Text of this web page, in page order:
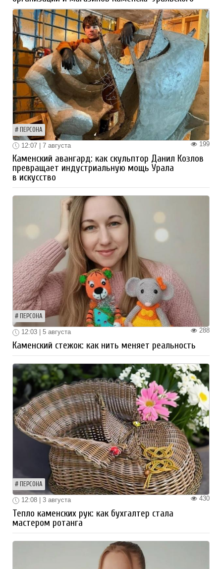
ПЕРСОНА
199
12:07 | 7 августа
Каменский авангард: как скульптор Данил Козлов
превращает индустриальную мощь Урала
в искусство
ПЕРСОНА
288
12:03 | 5 августа
Каменский стежок: как нить меняет реальность
ПЕРСОНА
430
12:08 | 3 августа
Тепло каменских рук: как бухгалтер стала
мастером ротанга